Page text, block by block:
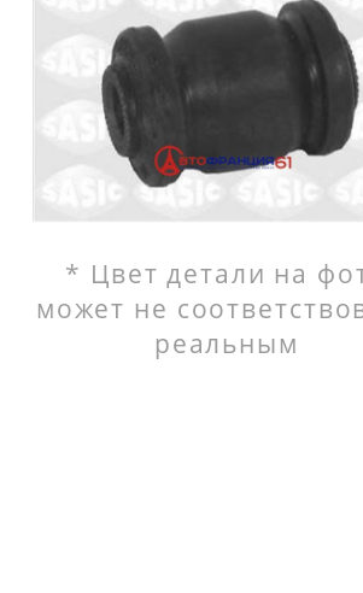
* Цвет детали на
может не
реальным